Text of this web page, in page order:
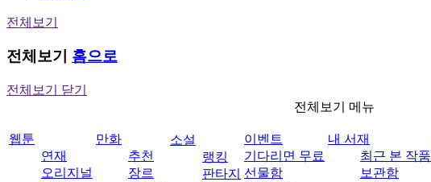
전체보기
전체보기 홈으로
전체보기 닫기
전체보기 메뉴
웹툰
연재
오리지널
만화
추천
장르
소설
랭킹
판타지
이벤트
기다리면 무료
선물함
내 서재
최근 본 작품
보관함